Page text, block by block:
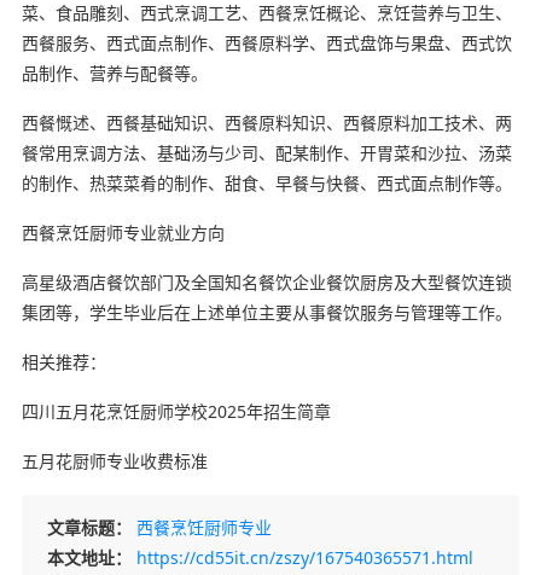
菜、食品雕刻、西式烹调工艺、西餐烹饪概论、烹饪营养与卫生、
西餐服务、西式面点制作、西餐原料学、西式盘饰与果盘、西式饮
品制作、营养与配餐等。
西餐慨述、西餐基础知识、西餐原料知识、西餐原料加工技术、两
餐常用烹调方法、基础汤与少司、配某制作、开胃菜和沙拉、汤菜
的制作、热菜菜肴的制作、甜食、早餐与快餐、西式面点制作等。
西餐烹饪厨师专业就业方向
高星级酒店餐饮部门及全国知名餐饮企业餐饮厨房及大型餐饮连锁
集团等，学生毕业后在上述单位主要从事餐饮服务与管理等工作。
相关推荐：
四川五月花烹饪厨师学校2025年招生简章‍
五月花厨师专业收费标准
文章标题： 西餐烹饪厨师专业
本文地址： https://cd55it.cn/zszy/167540365571.html